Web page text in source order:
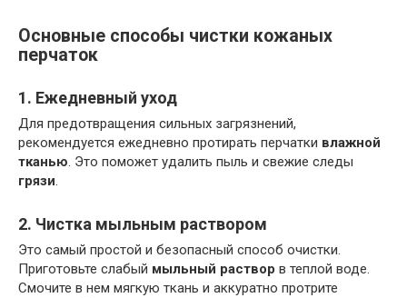
Основные способы чистки кожаных
перчаток
1. Ежедневный уход
Для предотвращения сильных загрязнений,
рекомендуется ежедневно протирать перчатки влажной
тканью. Это поможет удалить пыль и свежие следы
грязи.
2. Чистка мыльным раствором
Это самый простой и безопасный способ очистки.
Приготовьте слабый мыльный раствор в теплой воде.
Смочите в нем мягкую ткань и аккуратно протрите